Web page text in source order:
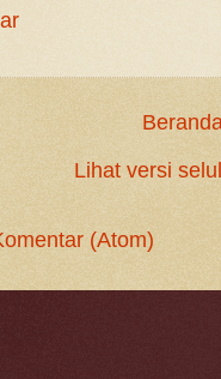
Lihat versi
(Atom)